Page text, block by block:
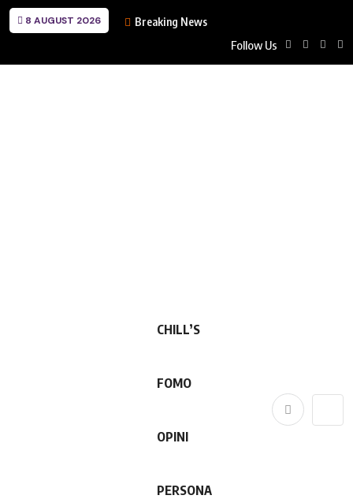
8 AUGUST 2026 Breaking News
Follow Us
CHILL’S
FOMO
OPINI
PERSONA